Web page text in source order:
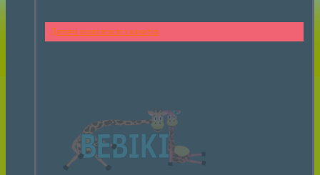
Дитячі комплекси з канатів